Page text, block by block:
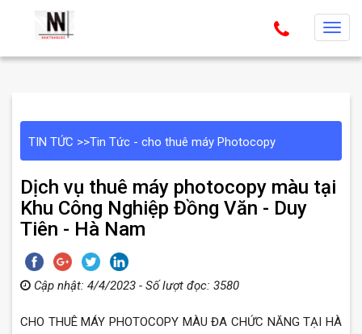
T
v
o
TIN TỨC >>Tin Tức - cho thuê máy Photocopy
Dịch vụ thuê máy photocopy màu tại
Khu Công Nghiệp Đồng Văn - Duy
Tiên - Hà Nam
Cập nhật: 4/4/2023 - Số lượt đọc: 3580
CHO THUÊ MÁY PHOTOCOPY MÀU ĐA CHỨC NĂNG TẠI HÀ